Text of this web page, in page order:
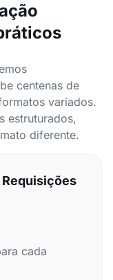
centenas de
variados.
estruturados,
diferente.
cada